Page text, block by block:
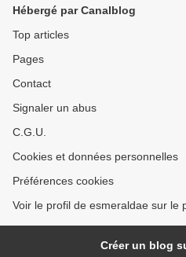
Hébergé par Canalblog
Top articles
Pages
Contact
Signaler un abus
C.G.U.
Cookies et données personnelles
Préférences cookies
Voir le profil de esmeraldae sur le
Créer un blog